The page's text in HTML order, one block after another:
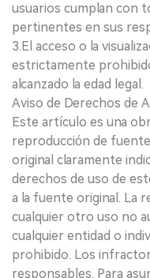
usuarios cumplan con
pertinentes en sus
3.El acceso o la
estrictamente
alcanzado la edad legal.
Aviso de Derechos de
Este artículo es una
reproducción de
original claramente
derechos de uso de
a la fuente original. La
cualquier otro uso no
cualquier entidad o
prohibido. Los
responsables. Para